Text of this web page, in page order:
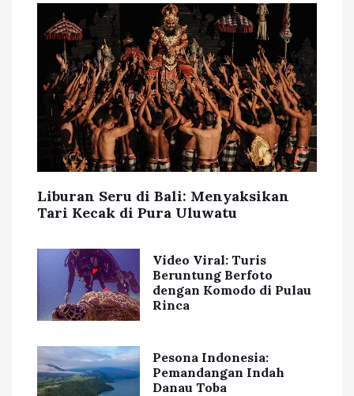
Liburan Seru di Bali: Menyaksikan
Tari Kecak di Pura Uluwatu
Video Viral: Turis
Beruntung Berfoto
dengan Komodo di Pulau
Rinca
Pesona Indonesia:
Pemandangan Indah
Danau Toba